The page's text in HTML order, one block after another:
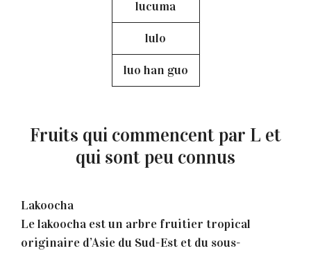
lucuma
lulo
luo han guo
Fruits qui commencent par L et
qui sont peu connus
Lakoocha
Le lakoocha est un arbre fruitier tropical
originaire d’Asie du Sud-Est et du sous-